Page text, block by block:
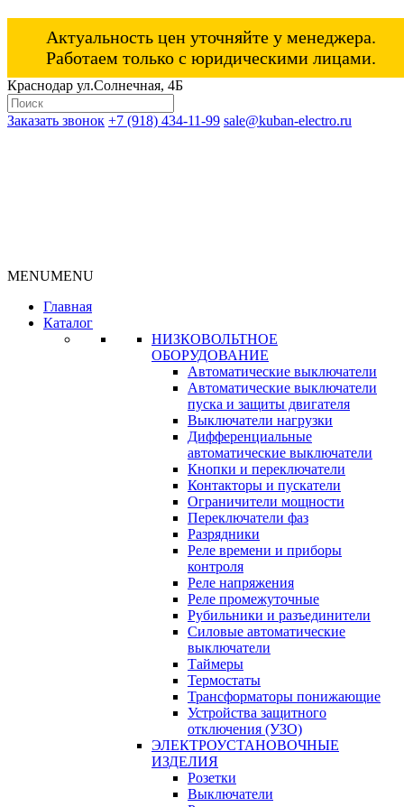
Актуальность цен уточняйте у менеджера.
Работаем только с юридическими лицами.
Краснодар ул.Солнечная, 4Б
Заказать звонок +7 (918) 434-11-99 sale@kuban-electro.ru
MENUMENU
Главная
Каталог
НИЗКОВОЛЬТНОЕ
ОБОРУДОВАНИЕ
Автоматические выключатели
Автоматические выключатели
пуска и защиты двигателя
Выключатели нагрузки
Дифференциальные
автоматические выключатели
Кнопки и переключатели
Контакторы и пускатели
Ограничители мощности
Переключатели фаз
Разрядники
Реле времени и приборы
контроля
Реле напряжения
Реле промежуточные
Рубильники и разъединители
Силовые автоматические
выключатели
Таймеры
Термостаты
Трансформаторы понижающие
Устройства защитного
отключения (УЗО)
ЭЛЕКТРОУСТАНОВОЧНЫЕ
ИЗДЕЛИЯ
Розетки
Выключатели